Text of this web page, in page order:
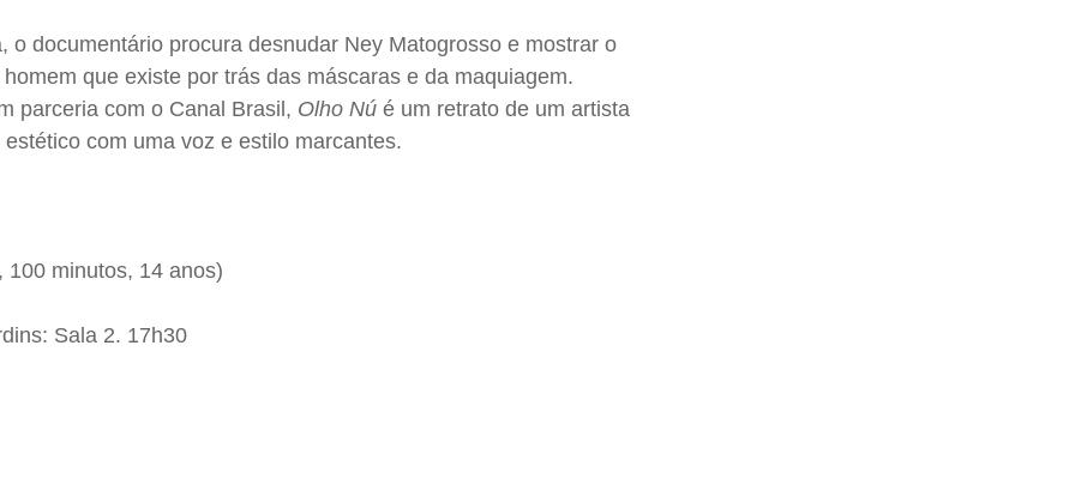
o documentário procura desnudar Ney Matogrosso e mostrar o
que existe por trás das máscaras e da maquiagem.
parceria com o Canal Brasil, Olho Nú é um retrato de um artista
com uma voz e estilo marcantes.
100 minutos, 14 anos)
Sala 2. 17h30